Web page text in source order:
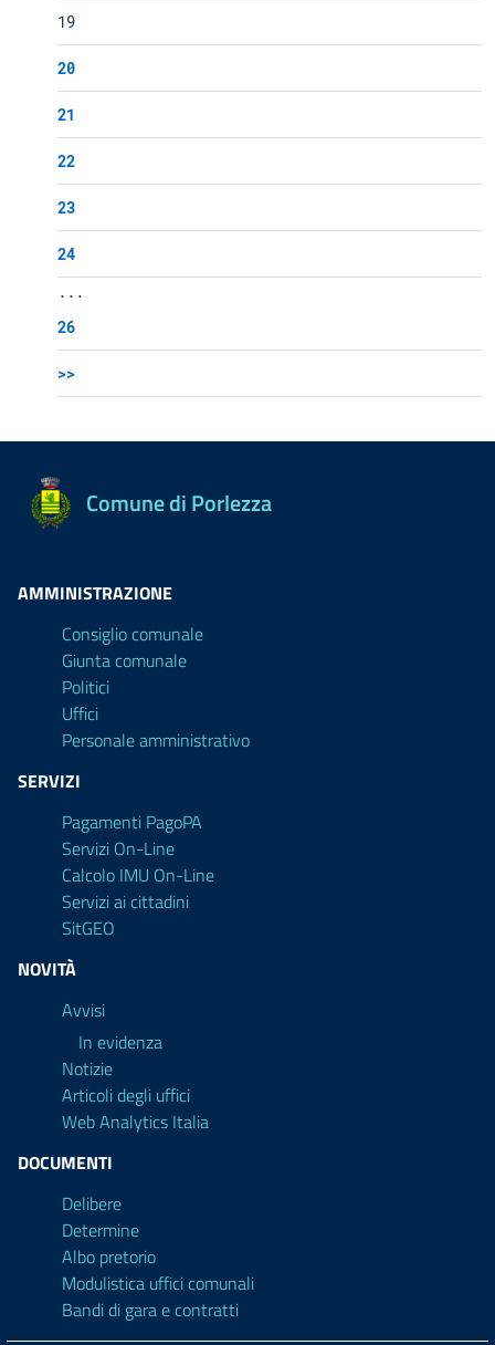
19
20
21
22
23
24
...
26
>>
Comune di Porlezza
AMMINISTRAZIONE
Consiglio comunale
Giunta comunale
Politici
Uffici
Personale amministrativo
SERVIZI
Pagamenti PagoPA
Servizi On-Line
Calcolo IMU On-Line
Servizi ai cittadini
SitGEO
NOVITÀ
Avvisi
In evidenza
Notizie
Articoli degli uffici
Web Analytics Italia
DOCUMENTI
Delibere
Determine
Albo pretorio
Modulistica uffici comunali
Bandi di gara e contratti